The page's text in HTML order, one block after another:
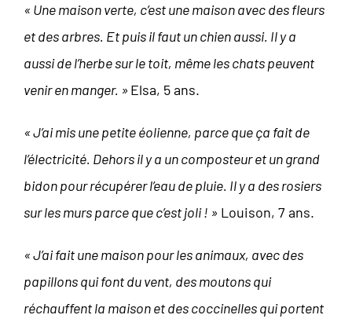
« Une maison verte, c’est une maison avec des fleurs
et des arbres. Et puis il faut un chien aussi. Il y a
aussi de l’herbe sur le toit, même les chats peuvent
venir en manger. » Elsa, 5 ans.
« J’ai mis une petite éolienne, parce que ça fait de
l’électricité. Dehors il y a un composteur et un grand
bidon pour récupérer l’eau de pluie. Il y a des rosiers
sur les murs parce que c’est joli ! » Louison, 7 ans.
« J’ai fait une maison pour les animaux, avec des
papillons qui font du vent, des moutons qui
réchauffent la maison et des coccinelles qui portent